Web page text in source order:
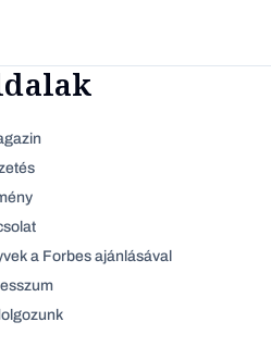
a Forbes ajánlásával